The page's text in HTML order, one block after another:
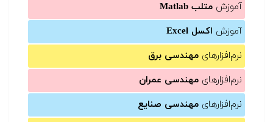
آموزش متلب Matlab
آموزش اکسل Excel
نرم‌افزارهای مهندسی برق
نرم‌افزارهای مهندسی عمران
نرم‌افزارهای مهندسی صنایع